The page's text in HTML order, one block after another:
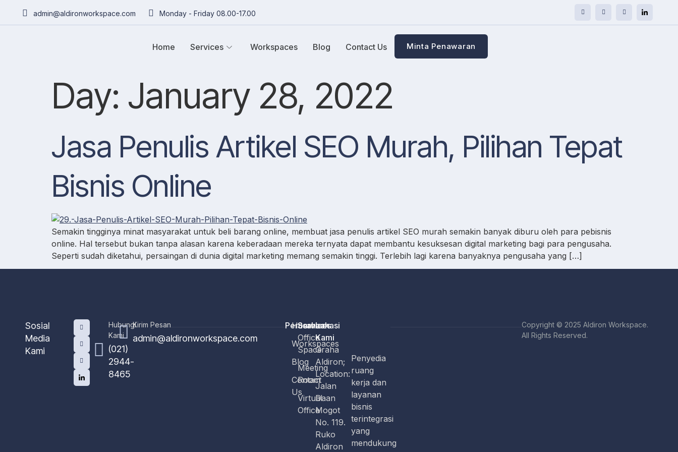
admin@aldironworkspace.com Monday - Friday 08.00-17.00
Home Services Workspaces Blog Contact Us Minta Penawaran
Day: January 28, 2022
Jasa Penulis Artikel SEO Murah, Pilihan Tepat
Bisnis Online
Semakin tingginya minat masyarakat untuk beli barang online, membuat jasa penulis artikel SEO murah semakin banyak diburu oleh para pebisnis
online. Hal tersebut bukan tanpa alasan karena keberadaan mereka ternyata dapat membantu kesuksesan digital marketing bagi para pengusaha.
Seperti sudah diketahui, persaingan di dunia digital marketing memang semakin tinggi. Terlebih lagi karena banyaknya pengusaha yang […]
Sosial
Media
Kami
Hubungi
Kami
(021)
2944-
8465
Kirim Pesan
admin@aldironworkspace.com
Perusahaan
Home
Workspaces
Blog
Contact
Us
Services
Office
Space
Meeting
Room
Virtual
Office
Lokasi
Kami
Graha
Aldiron;
Location:
Jalan
Daan
Mogot
No. 119.
Ruko
Aldiron
Penyedia
ruang
kerja dan
layanan
bisnis
terintegrasi
yang
mendukung
Copyright © 2025 Aldiron Workspace.
All Rights Reserved.